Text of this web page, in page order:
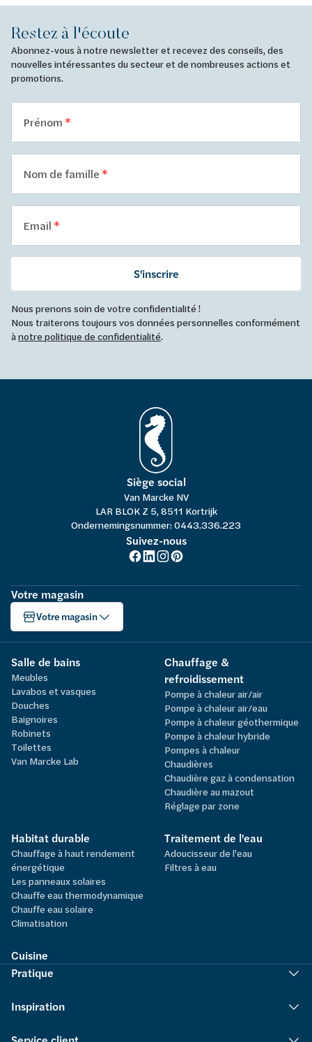
Restez à l'écoute
Abonnez-vous à notre newsletter et recevez des conseils, des
nouvelles intéressantes du secteur et de nombreuses actions et
promotions.
Prénom
Nom de famille
Email
S'inscrire
Nous prenons soin de votre confidentialité !
Nous traiterons toujours vos données personnelles conformément
ànotre politique de confidentialité.
Siège social
Van Marcke NV
LAR BLOK Z 5, 8511 Kortrijk
Ondernemingsnummer: 0443.336.223
Suivez-nous
Votre magasin
Votre magasin
Salle de bains
Meubles
Lavabos et vasques
Douches
Baignoires
Robinets
Toilettes
Van Marcke Lab
Chauffage &
refroidissement
Pompe à chaleur air/air
Pompe à chaleur air/eau
Pompe à chaleur géothermique
Pompe à chaleur hybride
Pompes à chaleur
Chaudières
Chaudière gaz à condensation
Chaudière au mazout
Réglage par zone
Habitat durable
Chauffage à haut rendement
énergétique
Les panneaux solaires
Chauffe eau thermodynamique
Chauffe eau solaire
Climatisation
Traitement de l'eau
Adoucisseur de l'eau
Filtres à eau
Cuisine
Pratique
Inspiration